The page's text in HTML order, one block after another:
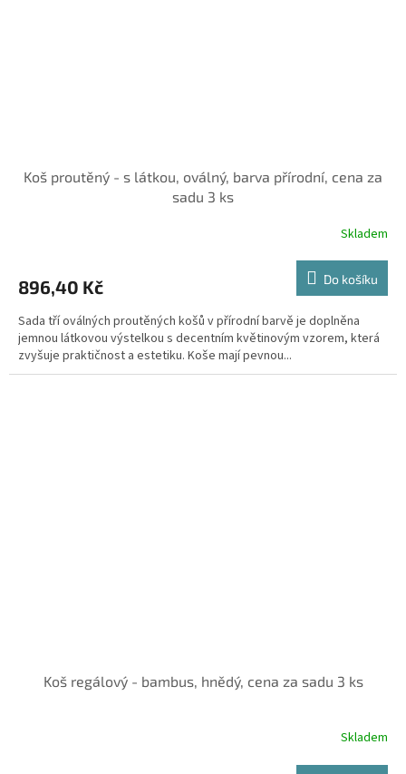
Koš proutěný - s látkou, oválný, barva přírodní, cena za
sadu 3 ks
Skladem
896,40 Kč Do košíku
Sada tří oválných proutěných košů v přírodní barvě je doplněna
jemnou látkovou výstelkou s decentním květinovým vzorem, která
zvyšuje praktičnost a estetiku. Koše mají pevnou...
Koš regálový - bambus, hnědý, cena za sadu 3 ks
Skladem